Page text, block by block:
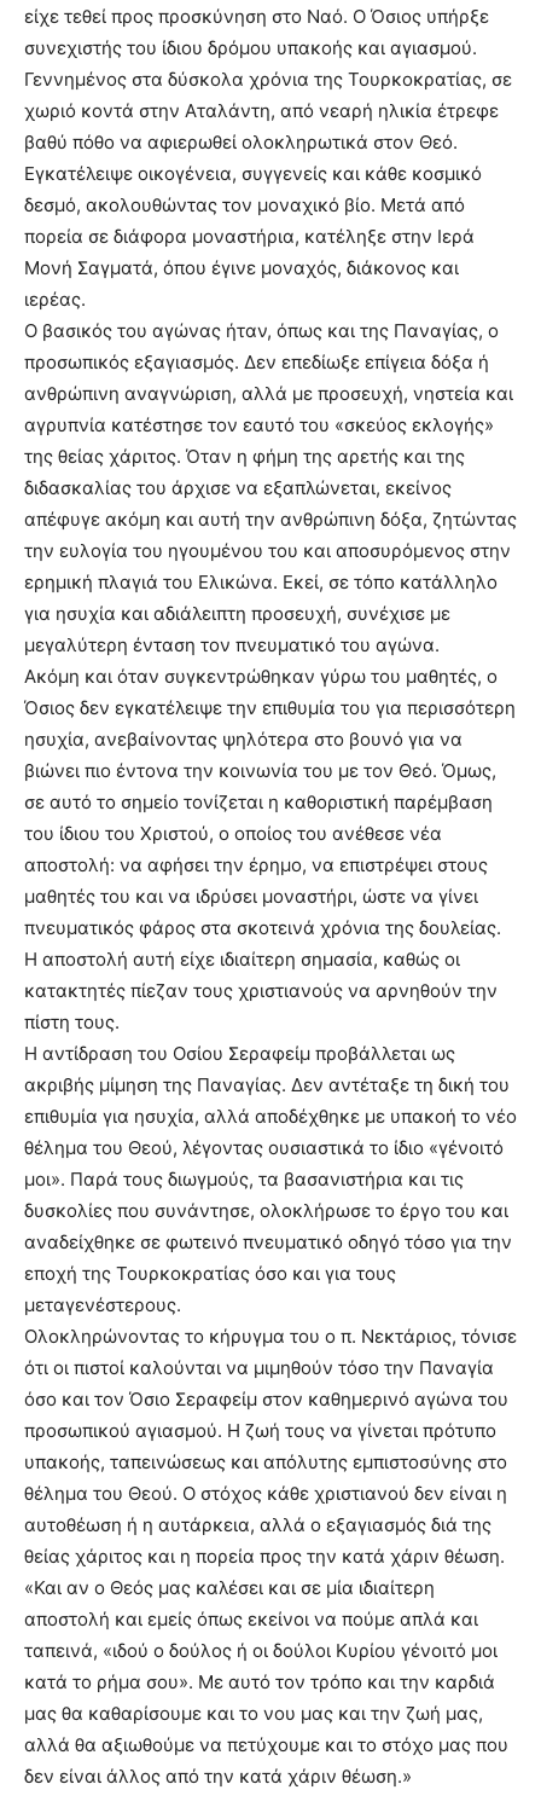
είχε τεθεί προς προσκύνηση στο Ναό. Ο Όσιος υπήρξε
συνεχιστής του ίδιου δρόμου υπακοής και αγιασμού.
Γεννημένος στα δύσκολα χρόνια της Τουρκοκρατίας, σε
χωριό κοντά στην Αταλάντη, από νεαρή ηλικία έτρεφε
βαθύ πόθο να αφιερωθεί ολοκληρωτικά στον Θεό.
Εγκατέλειψε οικογένεια, συγγενείς και κάθε κοσμικό
δεσμό, ακολουθώντας τον μοναχικό βίο. Μετά από
πορεία σε διάφορα μοναστήρια, κατέληξε στην Ιερά
Μονή Σαγματά, όπου έγινε μοναχός, διάκονος και
ιερέας.
Ο βασικός του αγώνας ήταν, όπως και της Παναγίας, ο
προσωπικός εξαγιασμός. Δεν επεδίωξε επίγεια δόξα ή
ανθρώπινη αναγνώριση, αλλά με προσευχή, νηστεία και
αγρυπνία κατέστησε τον εαυτό του «σκεύος εκλογής»
της θείας χάριτος. Όταν η φήμη της αρετής και της
διδασκαλίας του άρχισε να εξαπλώνεται, εκείνος
απέφυγε ακόμη και αυτή την ανθρώπινη δόξα, ζητώντας
την ευλογία του ηγουμένου του και αποσυρόμενος στην
ερημική πλαγιά του Ελικώνα. Εκεί, σε τόπο κατάλληλο
για ησυχία και αδιάλειπτη προσευχή, συνέχισε με
μεγαλύτερη ένταση τον πνευματικό του αγώνα.
Ακόμη και όταν συγκεντρώθηκαν γύρω του μαθητές, ο
Όσιος δεν εγκατέλειψε την επιθυμία του για περισσότερη
ησυχία, ανεβαίνοντας ψηλότερα στο βουνό για να
βιώνει πιο έντονα την κοινωνία του με τον Θεό. Όμως,
σε αυτό το σημείο τονίζεται η καθοριστική παρέμβαση
του ίδιου του Χριστού, ο οποίος του ανέθεσε νέα
αποστολή: να αφήσει την έρημο, να επιστρέψει στους
μαθητές του και να ιδρύσει μοναστήρι, ώστε να γίνει
πνευματικός φάρος στα σκοτεινά χρόνια της δουλείας.
Η αποστολή αυτή είχε ιδιαίτερη σημασία, καθώς οι
κατακτητές πίεζαν τους χριστιανούς να αρνηθούν την
πίστη τους.
Η αντίδραση του Οσίου Σεραφείμ προβάλλεται ως
ακριβής μίμηση της Παναγίας. Δεν αντέταξε τη δική του
επιθυμία για ησυχία, αλλά αποδέχθηκε με υπακοή το νέο
θέλημα του Θεού, λέγοντας ουσιαστικά το ίδιο «γένοιτό
μοι». Παρά τους διωγμούς, τα βασανιστήρια και τις
δυσκολίες που συνάντησε, ολοκλήρωσε το έργο του και
αναδείχθηκε σε φωτεινό πνευματικό οδηγό τόσο για την
εποχή της Τουρκοκρατίας όσο και για τους
μεταγενέστερους.
Ολοκληρώνοντας το κήρυγμα του ο π. Νεκτάριος, τόνισε
ότι οι πιστοί καλούνται να μιμηθούν τόσο την Παναγία
όσο και τον Όσιο Σεραφείμ στον καθημερινό αγώνα του
προσωπικού αγιασμού. Η ζωή τους να γίνεται πρότυπο
υπακοής, ταπεινώσεως και απόλυτης εμπιστοσύνης στο
θέλημα του Θεού. Ο στόχος κάθε χριστιανού δεν είναι η
αυτοθέωση ή η αυτάρκεια, αλλά ο εξαγιασμός διά της
θείας χάριτος και η πορεία προς την κατά χάριν θέωση.
«Και αν ο Θεός μας καλέσει και σε μία ιδιαίτερη
αποστολή και εμείς όπως εκείνοι να πούμε απλά και
ταπεινά, «ιδού ο δούλος ή οι δούλοι Κυρίου γένοιτό μοι
κατά το ρήμα σου». Με αυτό τον τρόπο και την καρδιά
μας θα καθαρίσουμε και το νου μας και την ζωή μας,
αλλά θα αξιωθούμε να πετύχουμε και το στόχο μας που
δεν είναι άλλος από την κατά χάριν θέωση.»